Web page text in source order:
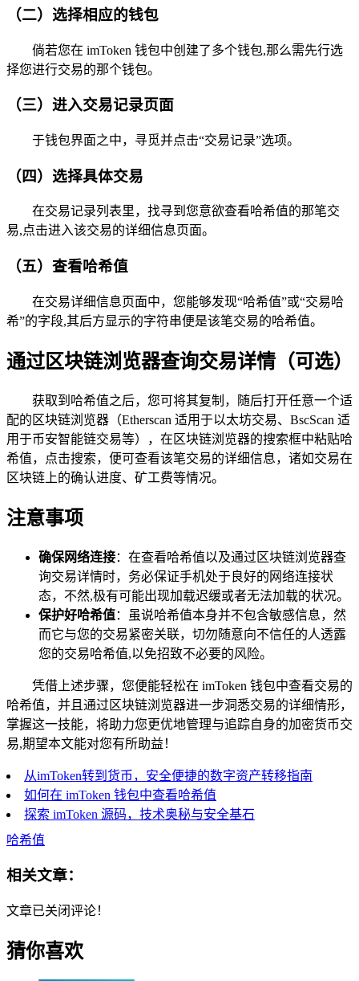
（二）选择相应的钱包
倘若您在 imToken 钱包中创建了多个钱包,那么需先行选
择您进行交易的那个钱包。
（三）进入交易记录页面
于钱包界面之中，寻觅并点击“交易记录”选项。
（四）选择具体交易
在交易记录列表里，找寻到您意欲查看哈希值的那笔交
易,点击进入该交易的详细信息页面。
（五）查看哈希值
在交易详细信息页面中，您能够发现“哈希值”或“交易哈
希”的字段,其后方显示的字符串便是该笔交易的哈希值。
通过区块链浏览器查询交易详情（可选）
获取到哈希值之后，您可将其复制，随后打开任意一个适
配的区块链浏览器（Etherscan 适用于以太坊交易、BscScan 适
用于币安智能链交易等），在区块链浏览器的搜索框中粘贴哈
希值，点击搜索，便可查看该笔交易的详细信息，诸如交易在
区块链上的确认进度、矿工费等情况。
注意事项
确保网络连接：在查看哈希值以及通过区块链浏览器查
询交易详情时，务必保证手机处于良好的网络连接状
态，不然,极有可能出现加载迟缓或者无法加载的状况。
保护好哈希值：虽说哈希值本身并不包含敏感信息，然
而它与您的交易紧密关联，切勿随意向不信任的人透露
您的交易哈希值,以免招致不必要的风险。
凭借上述步骤，您便能轻松在 imToken 钱包中查看交易的
哈希值，并且通过区块链浏览器进一步洞悉交易的详细情形，
掌握这一技能，将助力您更优地管理与追踪自身的加密货币交
易,期望本文能对您有所助益！
从imToken转到货币，安全便捷的数字资产转移指南
如何在 imToken 钱包中查看哈希值
探索 imToken 源码，技术奥秘与安全基石
哈希值
相关文章：
文章已关闭评论！
猜你喜欢